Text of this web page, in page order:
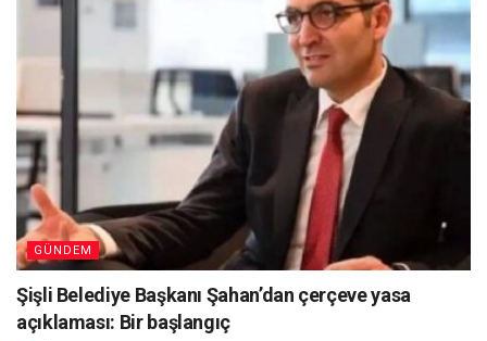
GÜNDEM
Şişli Belediye Başkanı Şahan’dan çerçeve yasa
açıklaması: Bir başlangıç